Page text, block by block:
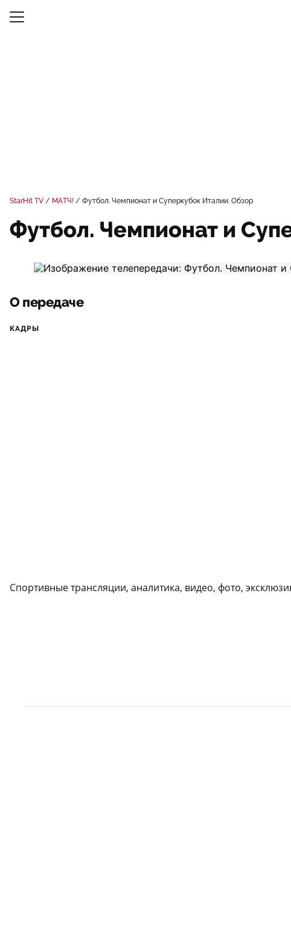
StarHit TV МАТЧ! Футбол. Чемпионат и Суперкубок Италии. Обзор
Футбол. Чемпионат и
О передаче
КАДРЫ
Спортивные трансляции, аналитика, видео, фото,